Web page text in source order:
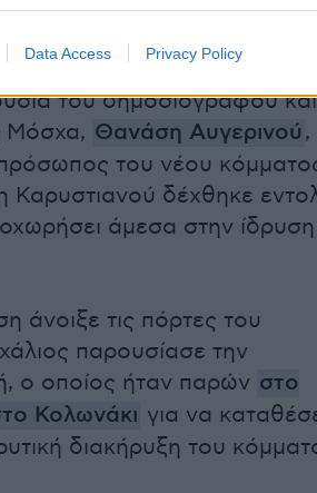
Data Access Privacy Policy
του δημοσιογράφου και
Μόσχα, Θανάση Αυγερινού,
του νέου
Καρυστιανού δέχθηκε
άμεσα στην ίδρυση
άνοιξε τις πόρτες του
παρουσίασε την
ο οποίος ήταν παρών στο
Κολωνάκι για να
διακήρυξη του